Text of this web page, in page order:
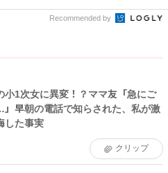
Recommended by
小1次女に異変！？ママ友「急にご
早朝の電話で知らされた、私が激
した事実
クリップ